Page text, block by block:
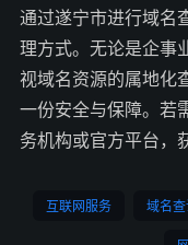
通过遂宁市进行域名
理方式。无论是企事
视域名资源的属地化
一份安全与保障。若
务机构或官方平台，
互联网服务 域名